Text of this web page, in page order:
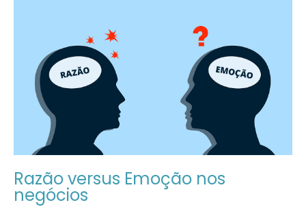
Razão versus Emoção nos
negócios